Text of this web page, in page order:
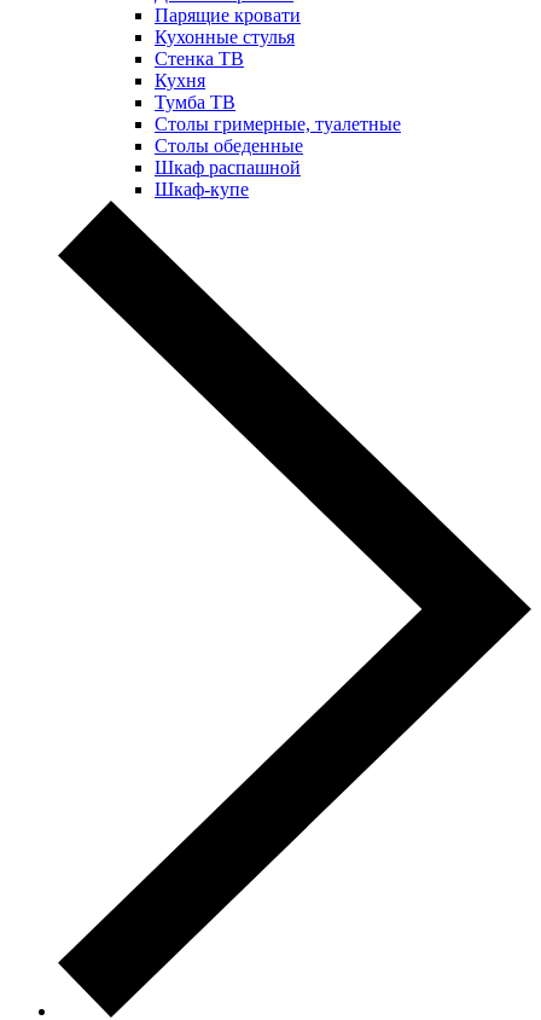
Парящие кровати
Кухонные стулья
Стенка ТВ
Кухня
Тумба ТВ
Столы гримерные, туалетные
Столы обеденные
Шкаф распашной
Шкаф-купе